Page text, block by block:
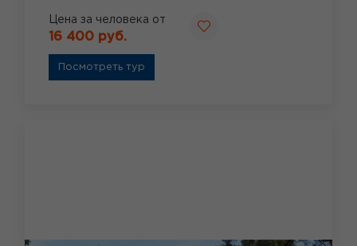
Цена за человека от
16 400 руб.
Посмотреть тур